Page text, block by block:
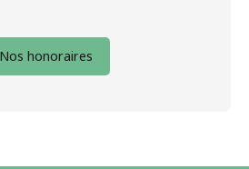
Nos honoraires